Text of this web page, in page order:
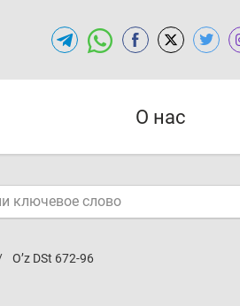
О нас
O’z DSt 672-96